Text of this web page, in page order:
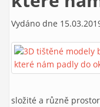
Vydáno dne
složité a různě